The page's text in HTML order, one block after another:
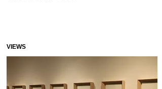
VIEWS